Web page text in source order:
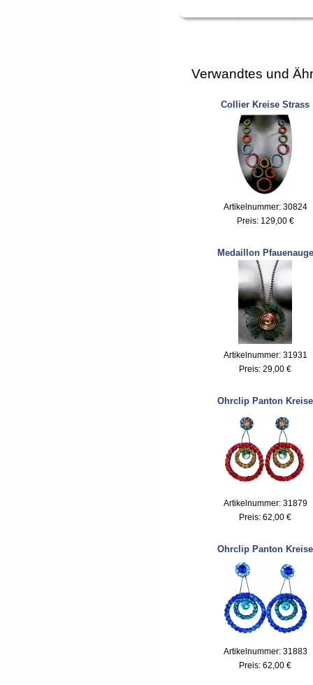
Verwandtes und
Collier Kreise Strass
Artikelnummer: 30824
Preis: 129,00 €
Medaillon Pfauenauge
Artikelnummer: 31931
Preis: 29,00 €
Ohrclip Panton Kreise
Artikelnummer: 31879
Preis: 62,00 €
Ohrclip Panton Kreise
Artikelnummer: 31883
Preis: 62,00 €